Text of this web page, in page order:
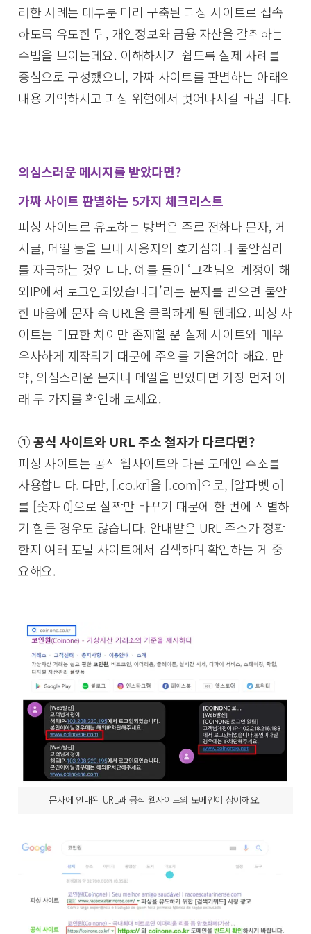
러한 사례는 대부분 미리 구축된 피싱 사이트로 접속
하도록 유도한 뒤, 개인정보와 금융 자산을 갈취하는
수법을 보이는데요. 이해하시기 쉽도록 실제 사례를
중심으로 구성했으니, 가짜 사이트를 판별하는 아래의
내용 기억하시고 피싱 위험에서 벗어나시길 바랍니다.
의심스러운 메시지를 받았다면?
가짜 사이트 판별하는 5가지 체크리스트
피싱 사이트로 유도하는 방법은 주로 전화나 문자, 게
시글, 메일 등을 보내 사용자의 호기심이나 불안심리
를 자극하는 것입니다. 예를 들어 ‘고객님의 계정이 해
외IP에서 로그인되었습니다’라는 문자를 받으면 불안
한 마음에 문자 속 URL을 클릭하게 될 텐데요. 피싱 사
이트는 미묘한 차이만 존재할 뿐 실제 사이트와 매우
유사하게 제작되기 때문에 주의를 기울여야 해요. 만
약, 의심스러운 문자나 메일을 받았다면 가장 먼저 아
래 두 가지를 확인해 보세요.
① 공식 사이트와 URL 주소 철자가 다르다면?
피싱 사이트는 공식 웹사이트와 다른 도메인 주소를
사용합니다. 다만, [.co.kr]을 [.com]으로, [알파벳 o]
를 [숫자 0]으로 살짝만 바꾸기 때문에 한 번에 식별하
기 힘든 경우도 많습니다. 안내받은 URL 주소가 정확
한지 여러 포털 사이트에서 검색하며 확인하는 게 중
요해요.
문자에 안내된 URL과 공식 웹사이트의 도메인이 상이해요.